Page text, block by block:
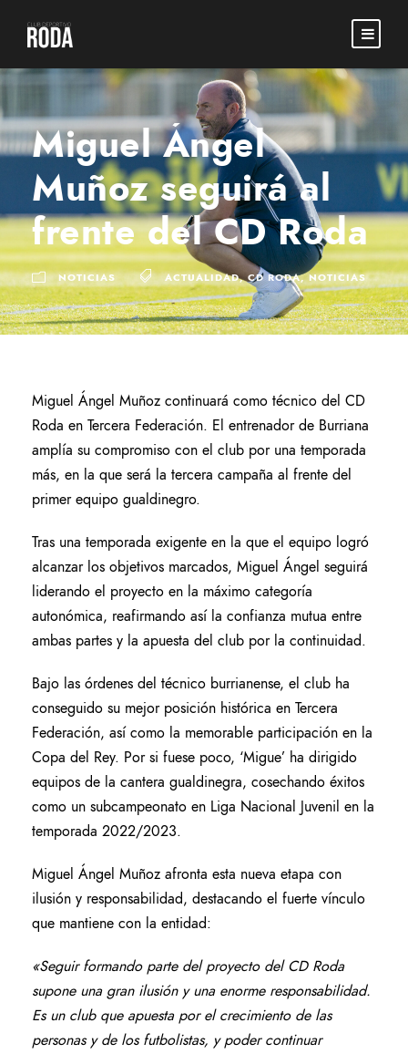
Miguel Ángel
Muñoz seguirá al
frente del CD Roda
NOTICIAS ACTUALIDAD, CD RODA, NOTICIAS
Miguel Ángel Muñoz continuará como técnico del CD
Roda en Tercera Federación. El entrenador de Burriana
amplía su compromiso con el club por una temporada
más, en la que será la tercera campaña al frente del
primer equipo gualdinegro.
Tras una temporada exigente en la que el equipo logró
alcanzar los objetivos marcados, Miguel Ángel seguirá
liderando el proyecto en la máximo categoría
autonómica, reafirmando así la confianza mutua entre
ambas partes y la apuesta del club por la continuidad.
Bajo las órdenes del técnico burrianense, el club ha
conseguido su mejor posición histórica en Tercera
Federación, así como la memorable participación en la
Copa del Rey. Por si fuese poco, ‘Migue’ ha dirigido
equipos de la cantera gualdinegra, cosechando éxitos
como un subcampeonato en Liga Nacional Juvenil en la
temporada 2022/2023.
Miguel Ángel Muñoz afronta esta nueva etapa con
ilusión y responsabilidad, destacando el fuerte vínculo
que mantiene con la entidad:
«Seguir formando parte del proyecto del CD Roda
supone una gran ilusión y una enorme responsabilidad.
Es un club que apuesta por el crecimiento de las
personas y de los futbolistas, y poder continuar